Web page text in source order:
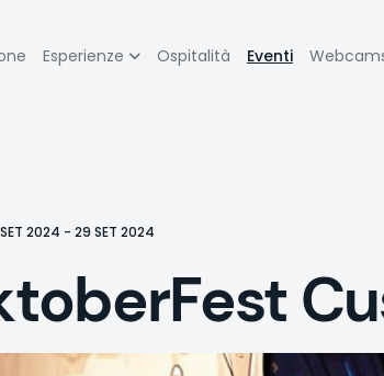
Esperienze Ospitalità Eventi
2024 - 29 SET 2024